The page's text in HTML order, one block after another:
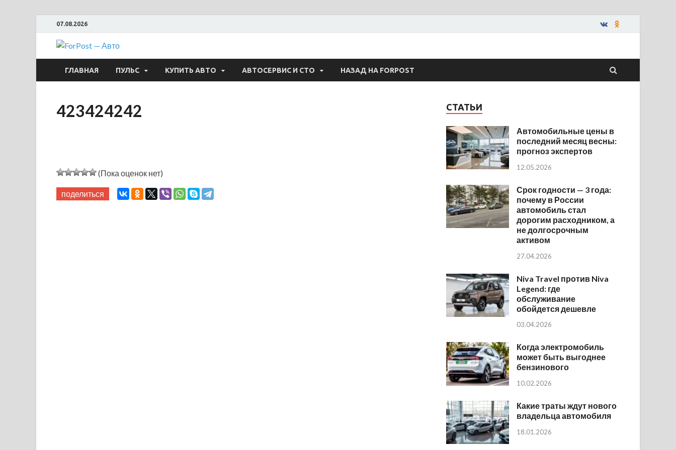
07.08.2026
ForPost — Авто
ГЛАВНАЯ ПУЛЬС КУПИТЬ АВТО АВТОСЕРВИС И СТО НАЗАД НА FORPOST
423424242
(Пока оценок нет)
поделиться
СТАТЬИ
Автомобильные цены в
последний месяц весны:
прогноз экспертов
12.05.2026
Срок годности — 3 года:
почему в России
автомобиль стал
дорогим расходником, а
не долгосрочным
активом
27.04.2026
Niva Travel против Niva
Legend: где
обслуживание
обойдется дешевле
03.04.2026
Когда электромобиль
может быть выгоднее
бензинового
10.02.2026
Какие траты ждут нового
владельца автомобиля
18.01.2026